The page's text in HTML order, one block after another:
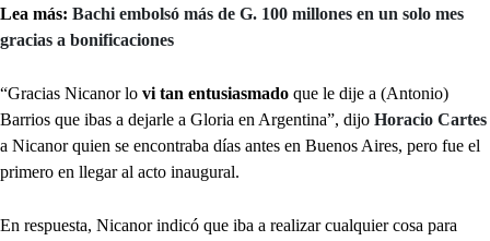
Lea más: Bachi embolsó más de G. 100 millones en un solo mes
gracias a bonificaciones
“Gracias Nicanor lo vi tan entusiasmado que le dije a (Antonio)
Barrios que ibas a dejarle a Gloria en Argentina”, dijo Horacio Cartes
a Nicanor quien se encontraba días antes en Buenos Aires, pero fue el
primero en llegar al acto inaugural.
En respuesta, Nicanor indicó que iba a realizar cualquier cosa para